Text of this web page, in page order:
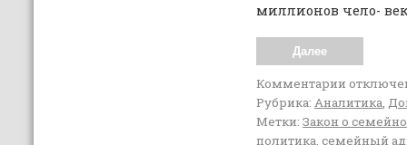
миллионов чело- век
Далее
Комментарии
Рубрика: Аналитика,
Метки: Закон о
политика, семейный